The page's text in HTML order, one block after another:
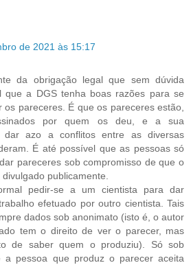
de 2021 às 15:17
da obrigação legal que sem dúvida
que a DGS tenha boas razões para se
os pareceres. É que os pareceres estão,
por quem os deu, e a sua
dar azo a conflitos entre as diversas
É até possível que as pessoas só
pareceres sob compromisso de que o
publicamente.
pedir-se a um cientista para dar
efetuado por outro cientista. Tais
dados sob anonimato (isto é, o autor
tem o direito de ver o parecer, mas
de saber quem o produziu). Só sob
a pessoa que produz o parecer aceita